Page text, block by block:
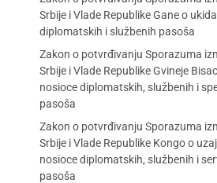
Srbije i Vlade Republike Gane o
diplomatskih i službenih pasoša
Zakon o potvrđivanju Sporazuma
Srbije i Vlade Republike Gvineje
nosioce diplomatskih, službenih i
pasoša
Zakon o potvrđivanju Sporazuma
Srbije i Vlade Republike Kongo o
nosioce diplomatskih, službenih i
pasoša